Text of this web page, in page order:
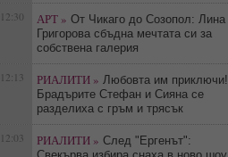
12:30 АРТ » От Чикаго до Созопол: Лина
Григорова сбъдна мечтата си за
собствена галерия
12:13 РИАЛИТИ » Любовта им приключи!
Брадърите Стефан и Сияна се
разделиха с гръм и трясък
12:03 РИАЛИТИ » След "Ергенът":